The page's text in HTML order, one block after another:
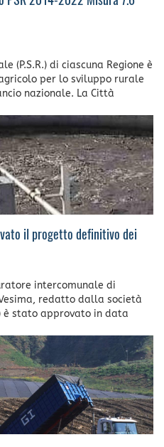
(P.S.R.) di ciascuna Regione è
per lo sviluppo rurale
nazionale. La Città
il progetto definitivo dei
intercomunale di
redatto dalla società
è stato approvato in data